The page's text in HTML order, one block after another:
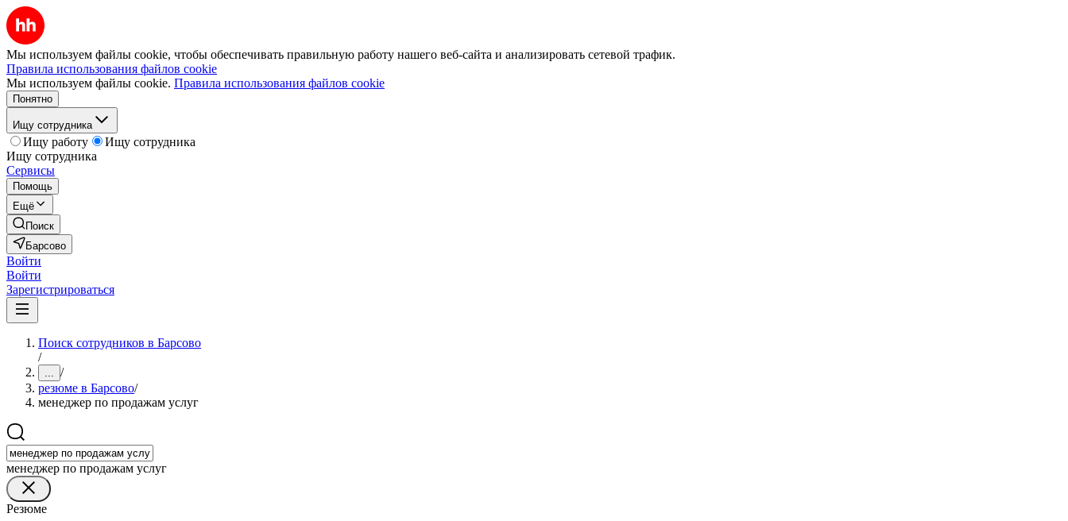
Мы используем файлы cookie, чтобы обеспечивать правильную работу нашего веб-сайта и анализировать сетевой трафик.
Правила использования файлов cookie
Мы используем файлы cookie. Правила использования файлов cookie
Понятно
Ищу сотрудника
Ищу работу
Ищу сотрудника
Ищу сотрудника
Сервисы
Помощь
Ещё
Поиск
Барсово
Войти
Войти
Зарегистрироваться
Поиск сотрудников в Барсово
/
... /
резюме в Барсово/
менеджер по продажам услуг
менеджер по продажам услуг
Резюме